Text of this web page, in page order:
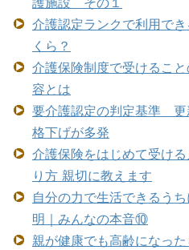
介護認定ランクで利用で
くら？
介護保険制度で受けるこ
容とは
要介護認定の判定基準 更
格下げが多発
介護保険をはじめて受け
り方 親切に教えます
自分の力で生活できるう
明｜みんなの本音⑩
親が健康でも高齢になっ